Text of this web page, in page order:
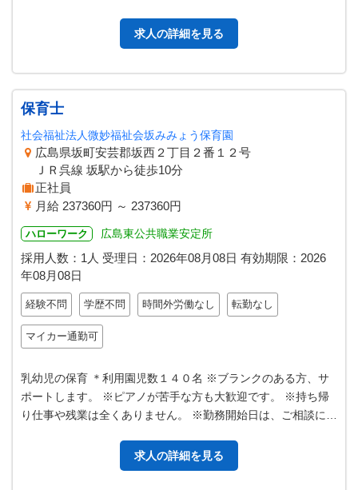
求人の詳細を見る
保育士
社会福祉法人微妙福祉会坂みみょう保育園
広島県坂町安芸郡坂西２丁目２番１２号
ＪＲ呉線 坂駅から徒歩10分
正社員
月給 237360円 ～ 237360円
ハローワーク 広島東公共職業安定所
採用人数：1人 受理日： 2026年08月08日 有効期限： 2026
年08月08日
経験不問 学歴不問 時間外労働なし 転勤なし
マイカー通勤可
乳幼児の保育 ＊利用園児数１４０名 ※ブランクのある方、サ
ポートします。 ※ピアノが苦手な方も大歓迎です。 ※持ち帰
り仕事や残業は全くありません。 ※勤務開始日は、ご相談に応
求人の詳細を見る